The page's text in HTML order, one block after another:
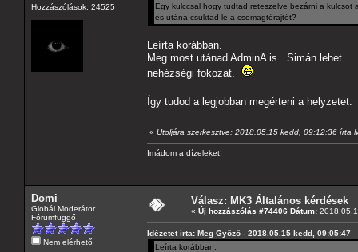
Hozzászólások: 24525
Egy kulccsal hogy tudtad reteszelve bezárni a
és utána csuktad le a csomagtérajtót?
Leírta korábban.
Meg most utánad AdminA is. Simán
nehézségi fokozat.
Így tudod a legjobban megérteni a helyzetet.
« Utoljára szerkesztve: 2018.05.15 kedd, 09:12:36 írta
Imádom a dízeleket!
Domi
Globál Moderátor
Fórumfüggő
Nem elérhető
Válasz: MK3 Általános kérdések
« Új hozzászólás #74406 Dátum:
Idézetet írta: Meg Győző - 2018.05.15 kedd, 09:05:47
Leírta korábban.